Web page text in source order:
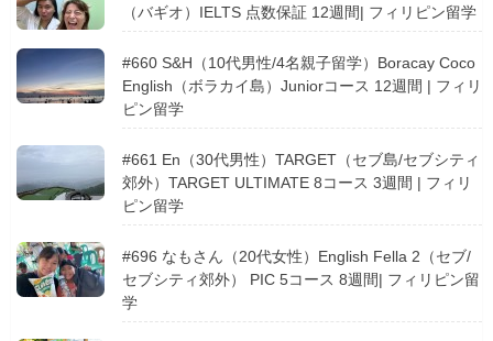
（バギオ）IELTS 点数保証 12週間| フィリピン留学
#660 S&H（10代男性/4名親子留学）Boracay Coco
English（ボラカイ島）Juniorコース 12週間 | フィリ
ピン留学
#661 En（30代男性）TARGET（セブ島/セブシティ
郊外）TARGET ULTIMATE 8コース 3週間 | フィリ
ピン留学
#696 なもさん（20代女性）English Fella 2（セブ/
セブシティ郊外） PIC 5コース 8週間| フィリピン留
学